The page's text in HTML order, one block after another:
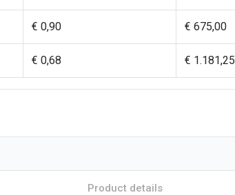
€ 0,90 € 675,00
€ 0,68 € 1.181,25
Product details